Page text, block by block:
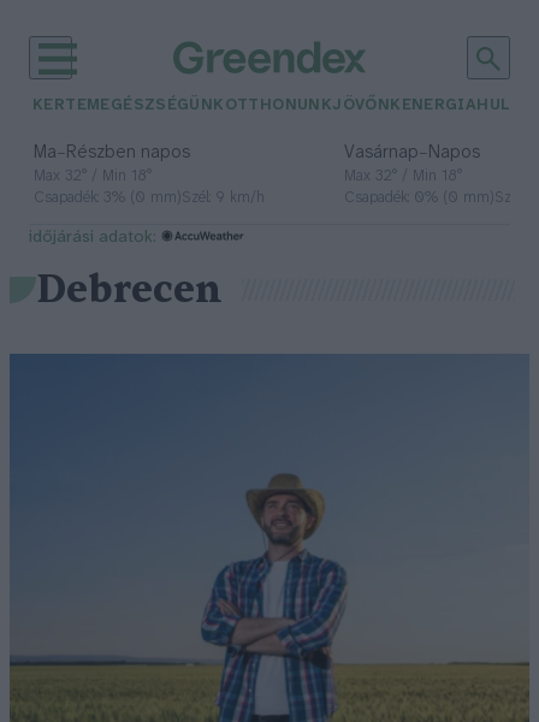
KERTEM EGÉSZSÉGÜNK OTTHONUNKJÖVŐNK ENERGIA
Ma– Részben napos
Max 32° / Min 18°
Csapadék: 3% (0 mm)Szél: 9 km/h
Vasárnap– Napos
Max 32° / Min 18°
Csapadék: 0% (0 mm)Szél:
időjárási adatok:
Debrecen